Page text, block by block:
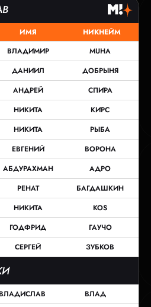
ИМЯ
НИКНЕЙМ
ВЛАДИМИР
MUHA
ДАНИИЛ
ДОБРЫНЯ
АНДРЕЙ
СПИРА
НИКИТА
КИРС
НИКИТА
РЫБА
ЕВГЕНИЙ
ВОРОНА
АБДУРАХМАН
АДРО
РЕНАТ
БАГДАШКИН
НИКИТА
KOS
ГОДФРИД
ГАУЧО
СЕРГЕЙ ЗУБКОВ
ВЛАДИСЛАВ
ВЛАД